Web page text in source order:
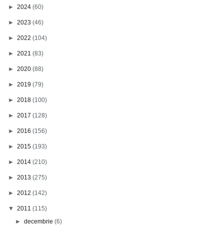
► 2024 (60)
► 2023 (46)
► 2022 (104)
► 2021 (83)
► 2020 (88)
► 2019 (79)
► 2018 (100)
► 2017 (128)
► 2016 (156)
► 2015 (193)
► 2014 (210)
► 2013 (275)
► 2012 (142)
▼ 2011 (115)
►decembrie(6)